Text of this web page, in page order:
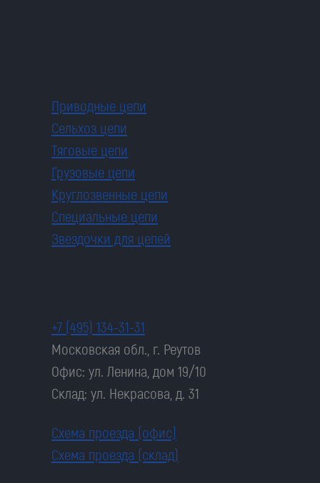
Приводные цепи
Сельхоз цепи
Тяговые цепи
Грузовые цепи
Круглозвенные цепи
Специальные цепи
Звездочки для цепей
+7 (495) 134-31-31
Московская обл., г. Реутов
Офис: ул. Ленина, дом 19/10
Склад: ул. Некрасова, д. 31
Схема проезда (офис)
Схема проезда (склад)